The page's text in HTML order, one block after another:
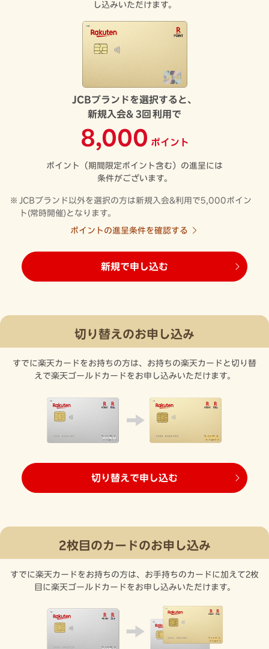
し込みいただけます。
JCBブランドを選択すると、
新規入会& 3回 利用で
8,000 ポイント
ポイント（期間限定ポイント含む）の進呈には
条件がございます。
JCBブランド以外を選択の方は新規入会&利用で5,000ポイン
ト(常時開催)となります。
ポイントの進呈条件を確認する
新規で申し込む
切り替えのお申し込み
すでに楽天カードをお持ちの方は、お持ちの楽天カードと切り替
えで楽天ゴールドカードをお申し込みいただけます。
切り替えで申し込む
2枚目のカードのお申し込み
すでに楽天カードをお持ちの方は、お手持ちのカードに加えて2枚
目に楽天ゴールドカードをお申し込みいただけます。